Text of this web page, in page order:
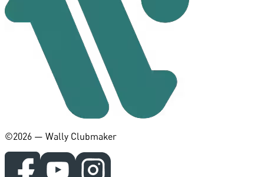
©️2026 — Wally Clubmaker